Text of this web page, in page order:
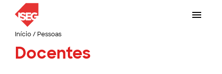
Início/ Pessoas
Docentes